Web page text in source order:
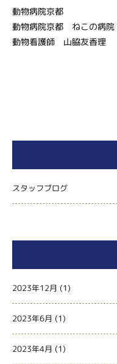
動物病院京都
動物病院京都 ねこの病院
動物看護師 山脇友香理
スタッフブログ
2023年12月 (1)
2023年6月 (1)
2023年4月 (1)